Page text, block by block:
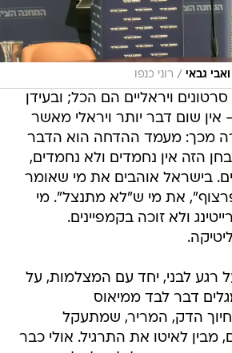
גבאי / רוני כנפו
ויראליים הם הכל; ובעידן
- אין שום דבר יותר ויראלי מאשר
מכך: מעמד ההדחה הוא הדבר
הזה אין נחמדים ולא נחמדים,
בישראל אוהבים את מי שאומר
את מי ש"לא מתנצל". מי
ולא זוכה בקמפיינים.
רגע לבני, יחד עם המצלמות, על
דבר לבד ממיאוס
הדק, המריר, שמתעקל
מבין לאיטו את התרגיל. אולי כבר